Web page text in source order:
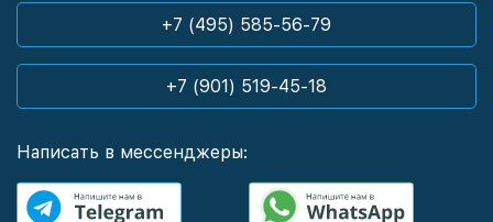
+7 (495) 585-56-79
+7 (901) 519-45-18
Написать в мессенджеры: